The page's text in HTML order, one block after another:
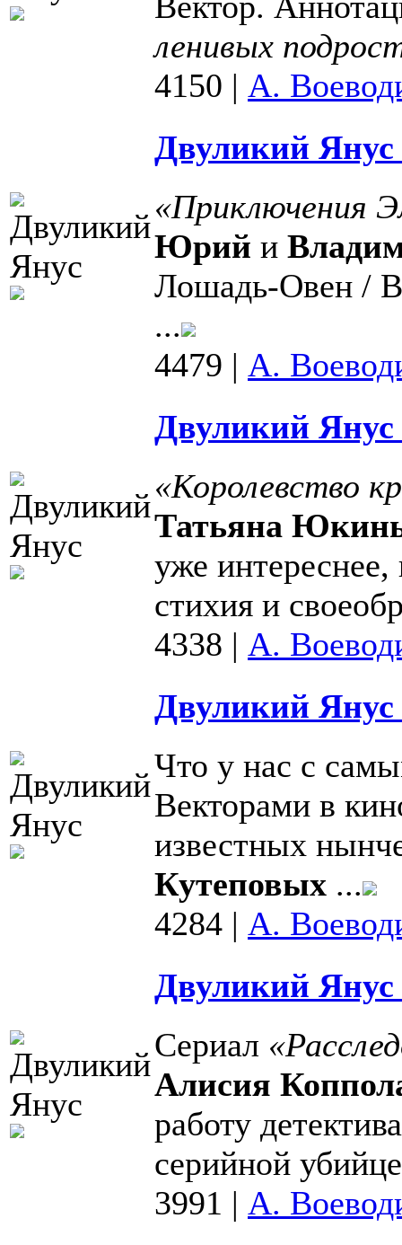
ленивых
4150 | А.
Двуликий Янус
«Приключения
Юрий и
Лошадь-Овен /
...
4479 | А.
Двуликий Янус
«Королевство
Татьяна
уже
стихия и
4338 | А.
Двуликий Янус
Что у нас с
Векторами в
известных
Кутеповых ...
4284 | А.
Двуликий Янус
Сериал
Алисия
работу
серийной
3991 | А.